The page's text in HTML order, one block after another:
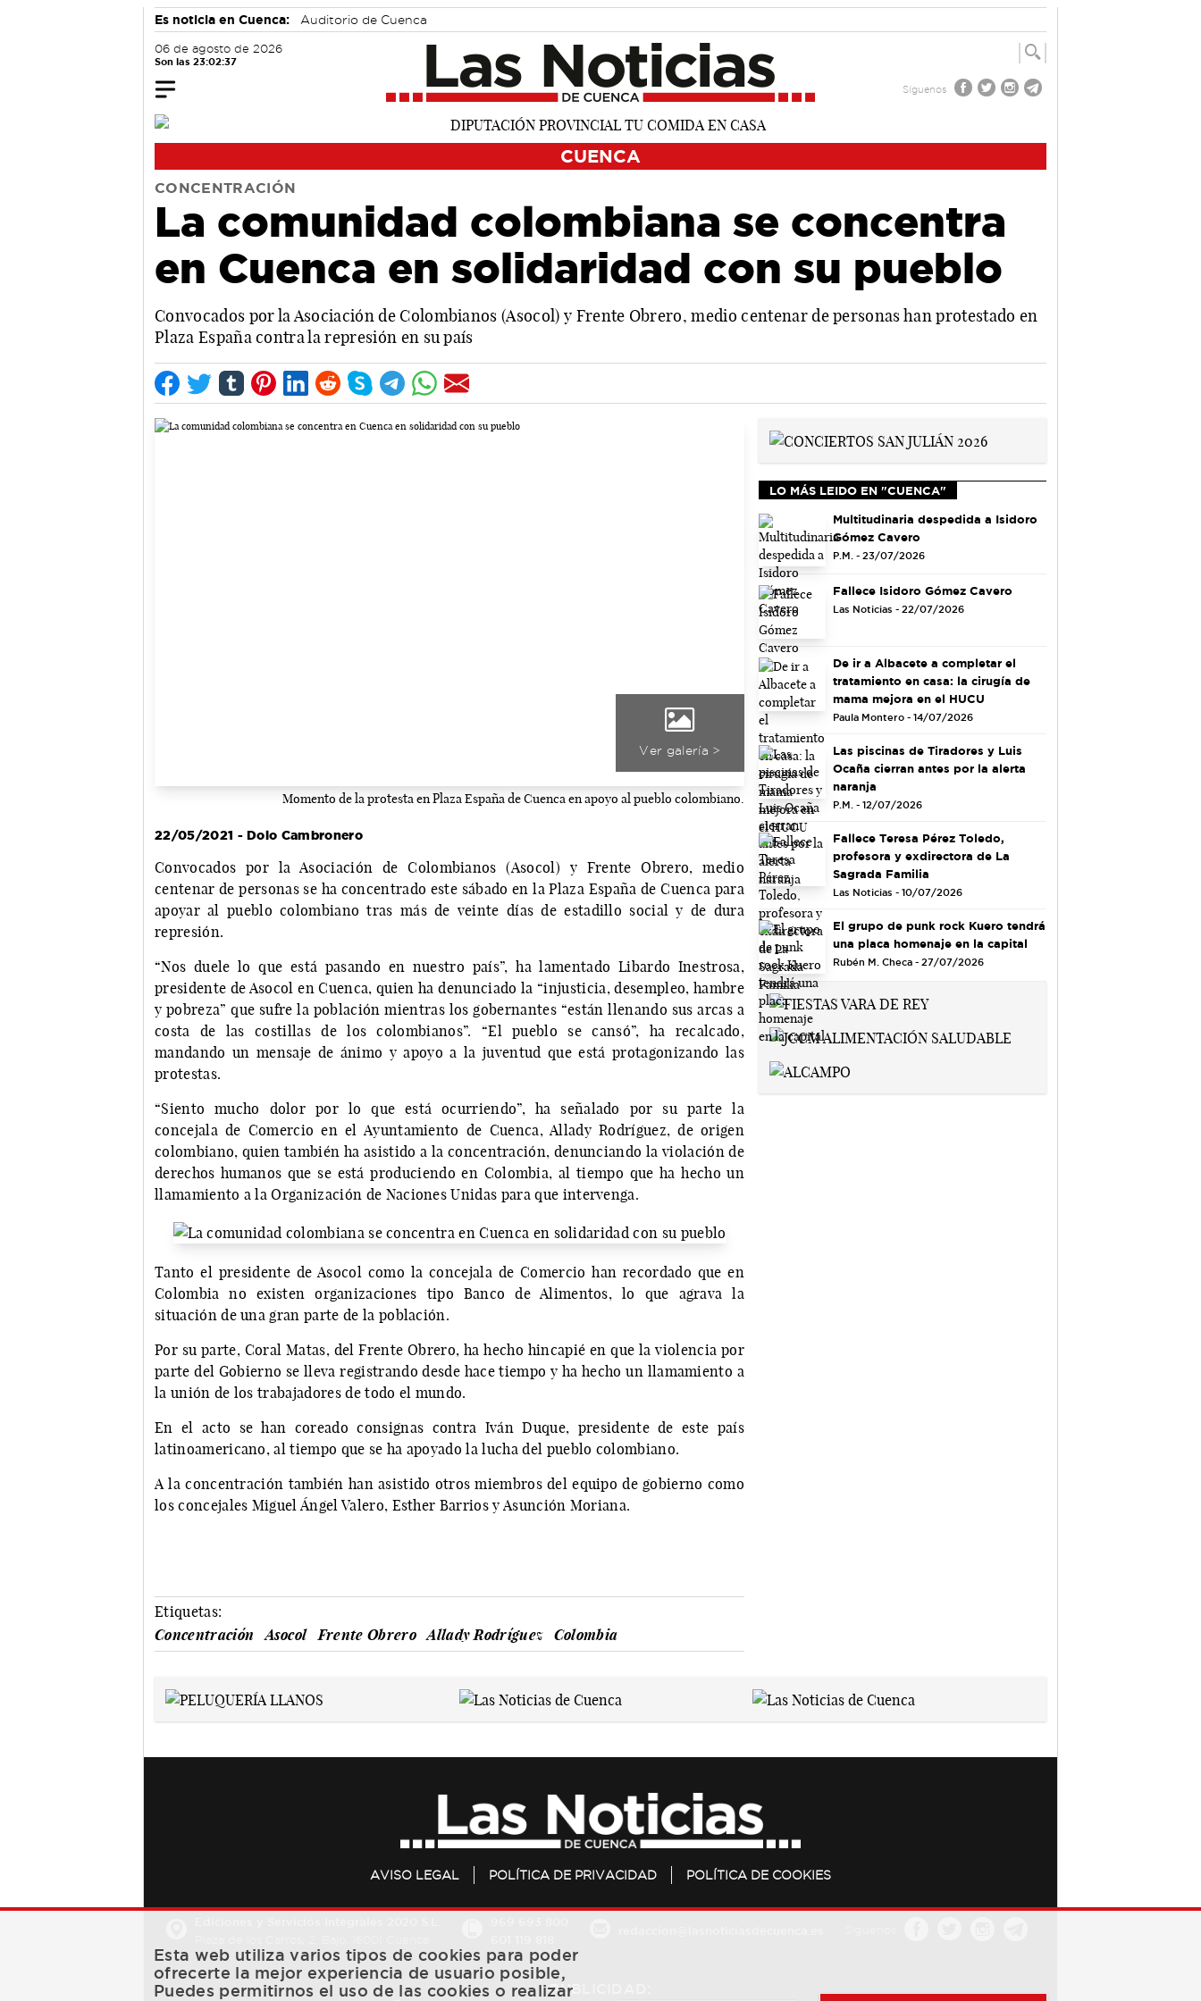
Es noticia en Cuenca: Auditorio de Cuenca
06 de agosto de 2026
Son las 23:02:38
Síguenos
CUENCA
CONCENTRACIÓN
La comunidad colombiana se concentra
en Cuenca en solidaridad con su pueblo
Convocados por la Asociación de Colombianos (Asocol) y Frente Obrero, medio centenar de personas han protestado en
Plaza España contra la represión en su país
Ver galería >
Momento de la protesta en Plaza España de Cuenca en apoyo al pueblo colombiano.
22/05/2021 - Dolo Cambronero
Convocados por la Asociación de Colombianos (Asocol) y Frente Obrero, medio
centenar de personas se ha concentrado este sábado en la Plaza España de Cuenca para
apoyar al pueblo colombiano tras más de veinte días de estadillo social y de dura
represión.
“Nos duele lo que está pasando en nuestro país”, ha lamentado Libardo Inestrosa,
presidente de Asocol en Cuenca, quien ha denunciado la “injusticia, desempleo, hambre
y pobreza” que sufre la población mientras los gobernantes “están llenando sus arcas a
costa de las costillas de los colombianos”. “El pueblo se cansó”, ha recalcado,
mandando un mensaje de ánimo y apoyo a la juventud que está protagonizando las
protestas.
“Siento mucho dolor por lo que está ocurriendo”, ha señalado por su parte la
concejala de Comercio en el Ayuntamiento de Cuenca, Allady Rodríguez, de origen
colombiano, quien también ha asistido a la concentración, denunciando la violación de
derechos humanos que se está produciendo en Colombia, al tiempo que ha hecho un
llamamiento a la Organización de Naciones Unidas para que intervenga.
Tanto el presidente de Asocol como la concejala de Comercio han recordado que en
Colombia no existen organizaciones tipo Banco de Alimentos, lo que agrava la
situación de una gran parte de la población.
Por su parte, Coral Matas, del Frente Obrero, ha hecho hincapié en que la violencia por
parte del Gobierno se lleva registrando desde hace tiempo y ha hecho un llamamiento a
la unión de los trabajadores de todo el mundo.
En el acto se han coreado consignas contra Iván Duque, presidente de este país
latinoamericano, al tiempo que se ha apoyado la lucha del pueblo colombiano.
A la concentración también han asistido otros miembros del equipo de gobierno como
los concejales Miguel Ángel Valero, Esther Barrios y Asunción Moriana.
Etiquetas:
Concentración
Asocol Frente Obrero Allady Rodríguez Colombia
LO MÁS LEIDO EN "CUENCA"
Multitudinaria despedida a Isidoro
Gómez Cavero
P.M. - 23/07/2026
Fallece Isidoro Gómez Cavero
Las Noticias - 22/07/2026
De ir a Albacete a completar el
tratamiento en casa: la cirugía de
mama mejora en el HUCU
Paula Montero - 14/07/2026
Las piscinas de Tiradores y Luis
Ocaña cierran antes por la alerta
naranja
P.M. - 12/07/2026
Fallece Teresa Pérez Toledo,
profesora y exdirectora de La
Sagrada Familia
Las Noticias - 10/07/2026
El grupo de punk rock Kuero tendrá
una placa homenaje en la capital
Rubén M. Checa - 27/07/2026
AVISO LEGAL POLÍTICA DE PRIVACIDAD POLÍTICA DE COOKIES
PUBLICIDAD:
Esta web utiliza varios tipos de cookies para poder
ofrecerte la mejor experiencia de usuario posible,
Puedes permitirnos el uso de las cookies o realizar